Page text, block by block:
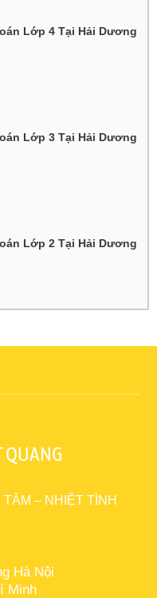
Lớp 4 Tại Hải Dương
Lớp 3 Tại Hải Dương
Lớp 2 Tại Hải Dương
QUANG
– NHIỆT TÌNH
Hà Nội
Minh